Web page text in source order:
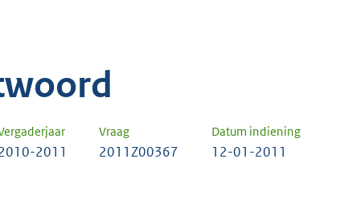
Vraag Datum indiening
2011 2011Z00367 12-01-2011